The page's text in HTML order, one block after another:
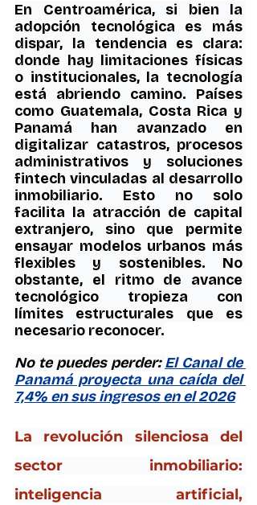
En Centroamérica, si bien la
adopción tecnológica es más
dispar, la tendencia es clara:
donde hay limitaciones físicas
o institucionales, la tecnología
está abriendo camino. Países
como Guatemala, Costa Rica y
Panamá han avanzado en
digitalizar catastros, procesos
administrativos y soluciones
fintech vinculadas al desarrollo
inmobiliario. Esto no solo
facilita la atracción de capital
extranjero, sino que permite
ensayar modelos urbanos más
flexibles y sostenibles. No
obstante, el ritmo de avance
tecnológico tropieza con
límites estructurales que es
necesario reconocer.
No te puedes perder: El Canal de
Panamá proyecta una caída del
7,4% en sus ingresos en el 2026
La revolución silenciosa del
sector inmobiliario:
inteligencia artificial,